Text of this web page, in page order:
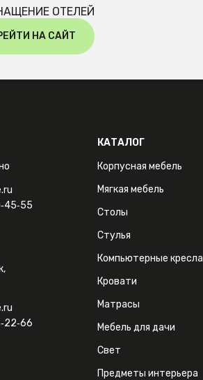
ОТЕЛЕЙ
НА САЙТ
КАТАЛОГ
Корпусная мебель
Мягкая мебель
Столы
Стулья
Компьютерные кресла
Кровати
Матрасы
Мебель для дачи
Свет
Предметы интерьера